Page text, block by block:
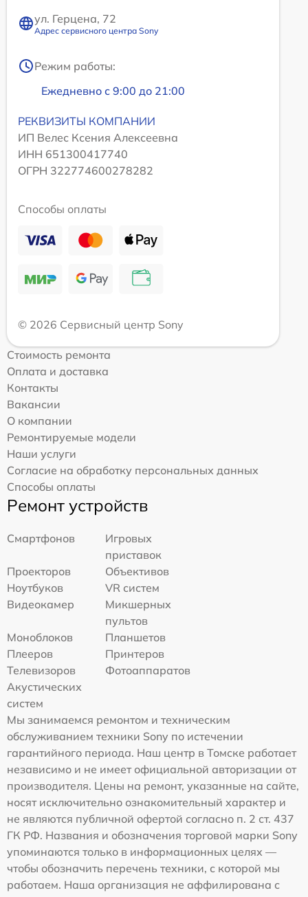
ул. Герцена, 72
Адрес сервисного центра Sony
Режим работы:
Ежедневно с 9:00 до 21:00
РЕКВИЗИТЫ КОМПАНИИ
ИП Велес Ксения Алексеевна
ИНН 651300417740
ОГРН 322774600278282
Способы оплаты
© 2026 Сервисный центр Sony
Стоимость ремонта
Оплата и доставка
Контакты
Вакансии
О компании
Ремонтируемые модели
Наши услуги
Согласие на обработку персональных данных
Способы оплаты
Ремонт устройств
Смартфонов
Игровых
приставок
Проекторов
Объективов
Ноутбуков
VR систем
Видеокамер
Микшерных
пультов
Моноблоков
Планшетов
Плееров
Принтеров
Телевизоров
Фотоаппаратов
Акустических
систем
Мы занимаемся ремонтом и техническим
обслуживанием техники Sony по истечении
гарантийного периода. Наш центр в Томске работает
независимо и не имеет официальной авторизации от
производителя. Цены на ремонт, указанные на сайте,
носят исключительно ознакомительный характер и
не являются публичной офертой согласно п. 2 ст. 437
ГК РФ. Названия и обозначения торговой марки Sony
упоминаются только в информационных целях —
чтобы обозначить перечень техники, с которой мы
работаем. Наша организация не аффилирована с